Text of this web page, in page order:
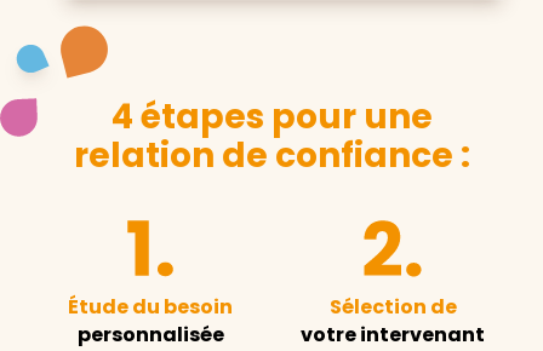
4 étapes pour une
relation de confiance :
Étude du besoin
personnalisée
Sélection de
votre intervenant